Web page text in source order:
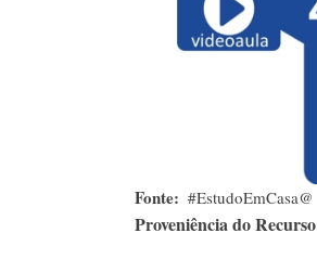
Fonte #EstudoEmCasa@
Proveniência do Recurso